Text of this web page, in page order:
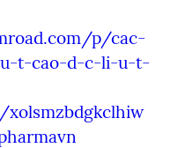
p/cac-
t-cao-d-c-li-u-t-